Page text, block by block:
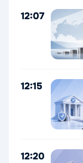
12:07
12:15
12:20